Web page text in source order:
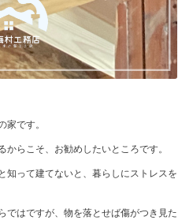
家です。
らこそ、お勧めしたいところです。
知って建てないと、暮らしにストレスを
ではですが、物を落とせば傷がつき見た